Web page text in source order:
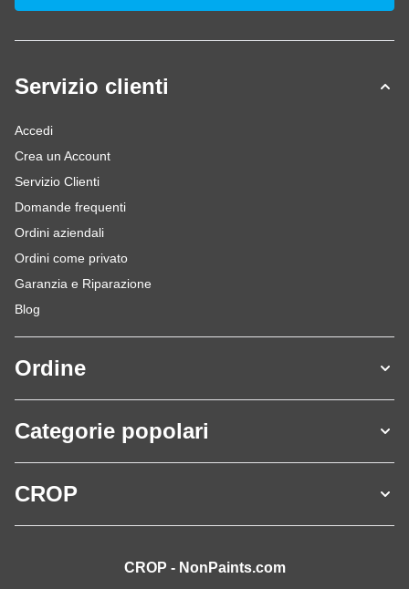
Servizio clienti
Accedi
Crea un Account
Servizio Clienti
Domande frequenti
Ordini aziendali
Ordini come privato
Garanzia e Riparazione
Blog
Ordine
Categorie popolari
CROP
CROP - NonPaints.com